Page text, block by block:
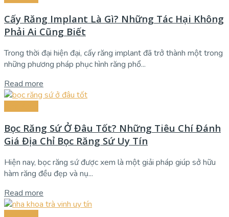
Cấy Răng Implant Là Gì? Những Tác Hại Không
Phải Ai Cũng Biết
Trong thời đại hiện đại, cấy răng implant đã trở thành một trong
những phương pháp phục hình răng phổ...
Read more
Bọc Răng Sứ Ở Đâu Tốt? Những Tiêu Chí Đánh
Giá Địa Chỉ Bọc Răng Sứ Uy Tín
Hiện nay, bọc răng sứ được xem là một giải pháp giúp sở hữu
hàm răng đều đẹp và nụ...
Read more